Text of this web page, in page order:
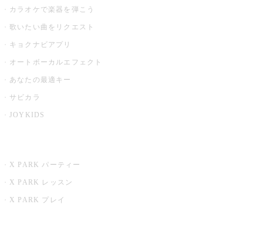
カラオケで楽器を弾こう
歌いたい曲をリクエスト
キョクナビアプリ
オートボーカルエフェクト
あなたの最適キー
サビカラ
JOYKIDS
X PARK パーティー
X PARK レッスン
X PARK プレイ